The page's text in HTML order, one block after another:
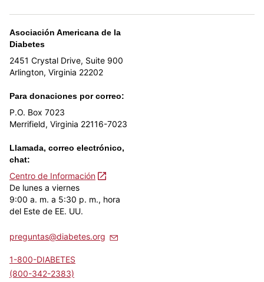
Asociación Americana de la
Diabetes
2451 Crystal Drive, Suite 900
Arlington, Virginia 22202
Para donaciones por correo:
P.O. Box 7023
Merrifield, Virginia 22116-7023
Llamada, correo electrónico,
chat:
Centro de Información
De lunes a viernes
9:00 a. m. a 5:30 p. m., hora
del Este de EE. UU.
preguntas@diabetes.org
1-800-DIABETES
(800-342-2383)